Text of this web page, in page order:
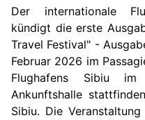
Der internationale
kündigt die erste
Travel Festival" -
Februar 2026 im
Flughafens Sibiu
Ankunftshalle
Sibiu. Die